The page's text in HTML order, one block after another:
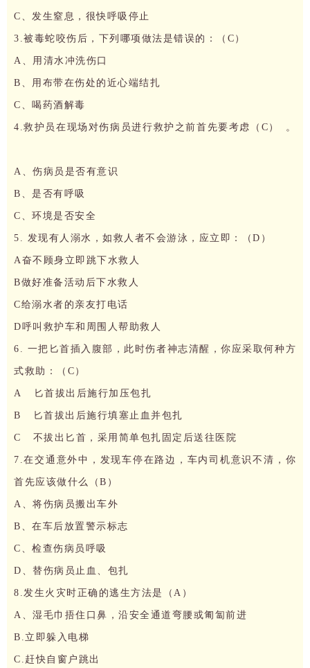
C、发生窒息，很快呼吸停止
3.被毒蛇咬伤后，下列哪项做法是错误的：（C）
A、用清水冲洗伤口
B、用布带在伤处的近心端结扎
C、喝药酒解毒
4.救护员在现场对伤病员进行救护之前首先要考虑（C） 。
A、伤病员是否有意识
B、是否有呼吸
C、环境是否安全
5. 发现有人溺水，如救人者不会游泳，应立即：（D）
A奋不顾身立即跳下水救人
B做好准备活动后下水救人
C给溺水者的亲友打电话
D呼叫救护车和周围人帮助救人
6. 一把匕首插入腹部，此时伤者神志清醒，你应采取何种方
式救助：（C）
A 匕首拔出后施行加压包扎
B 匕首拔出后施行填塞止血并包扎
C 不拔出匕首，采用简单包扎固定后送往医院
7.在交通意外中，发现车停在路边，车内司机意识不清，你
首先应该做什么（B）
A、将伤病员搬出车外
B、在车后放置警示标志
C、检查伤病员呼吸
D、替伤病员止血、包扎
8.发生火灾时正确的逃生方法是（A）
A、湿毛巾捂住口鼻，沿安全通道弯腰或匍匐前进
B.立即躲入电梯
C.赶快自窗户跳出